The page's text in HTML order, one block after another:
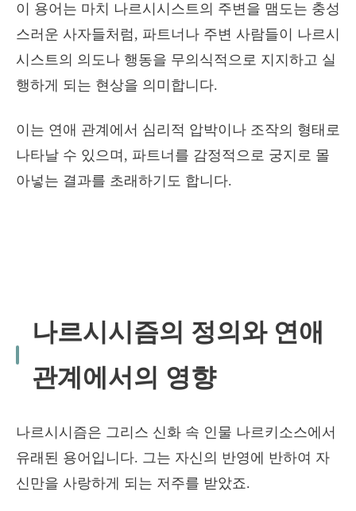
이 용어는 마치 나르시시스트의 주변을 맴도는 충성
스러운 사자들처럼, 파트너나 주변 사람들이 나르시
시스트의 의도나 행동을 무의식적으로 지지하고 실
행하게 되는 현상을 의미합니다.
이는 연애 관계에서 심리적 압박이나 조작의 형태로
나타날 수 있으며, 파트너를 감정적으로 궁지로 몰
아넣는 결과를 초래하기도 합니다.
나르시시즘의 정의와 연애
관계에서의 영향
나르시시즘은 그리스 신화 속 인물 나르키소스에서
유래된 용어입니다. 그는 자신의 반영에 반하여 자
신만을 사랑하게 되는 저주를 받았죠.